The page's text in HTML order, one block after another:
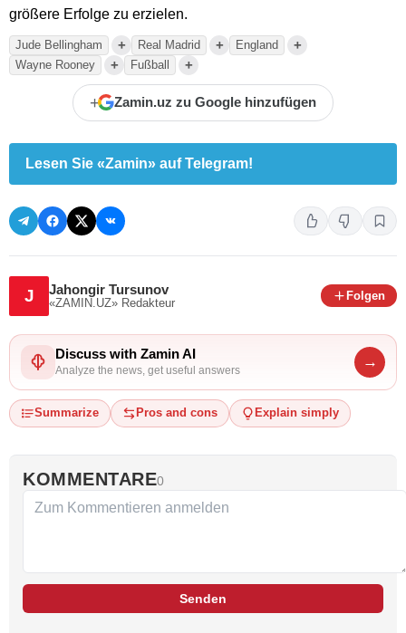
größere Erfolge zu erzielen.
Jude Bellingham + Real Madrid + England +
Wayne Rooney + Fußball +
+ Zamin.uz zu Google hinzufügen
Lesen Sie «Zamin» auf Telegram!
J Jahongir Tursunov
«ZAMIN.UZ» Redakteur
Folgen
Discuss with Zamin AI
Analyze the news, get useful answers
→
Summarize Pros and cons Explain simply
KOMMENTARE0
Senden